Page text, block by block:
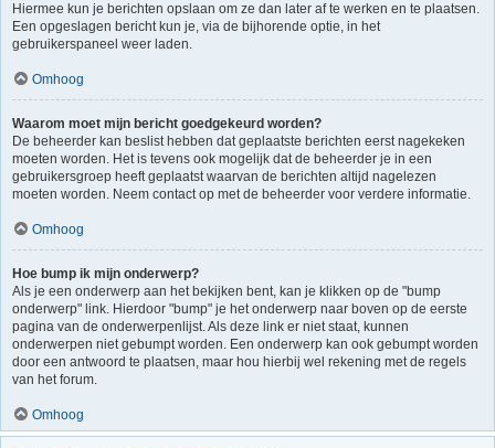
Hiermee kun je berichten opslaan om ze dan later af te werken en te plaatsen.
Een opgeslagen bericht kun je, via de bijhorende optie, in het
gebruikerspaneel weer laden.
Omhoog
Waarom moet mijn bericht goedgekeurd worden?
De beheerder kan beslist hebben dat geplaatste berichten eerst nagekeken
moeten worden. Het is tevens ook mogelijk dat de beheerder je in een
gebruikersgroep heeft geplaatst waarvan de berichten altijd nagelezen
moeten worden. Neem contact op met de beheerder voor verdere informatie.
Omhoog
Hoe bump ik mijn onderwerp?
Als je een onderwerp aan het bekijken bent, kan je klikken op de "bump
onderwerp" link. Hierdoor "bump" je het onderwerp naar boven op de eerste
pagina van de onderwerpenlijst. Als deze link er niet staat, kunnen
onderwerpen niet gebumpt worden. Een onderwerp kan ook gebumpt worden
door een antwoord te plaatsen, maar hou hierbij wel rekening met de regels
van het forum.
Omhoog